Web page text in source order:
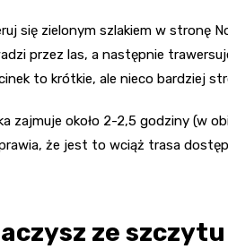
się zielonym szlakiem w stronę
przez las, a następnie
to krótkie, ale nieco bardziej
zajmuje około 2-2,5 godziny (w
że jest to wciąż trasa
ze